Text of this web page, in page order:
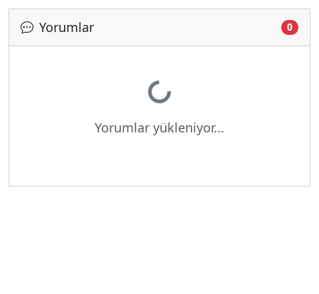
Yorumlar 0
Yükleniyor...
Yorumlar yükleniyor...